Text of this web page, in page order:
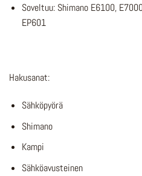
Soveltuu: Shimano E6100,
EP601
Hakusanat:
Sähköpyörä
Shimano
Kampi
Sähköavusteinen